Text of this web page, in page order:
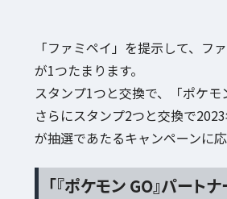
「ファミペイ」を提示して、
が1つたまります。
スタンプ1つと交換で、「ポケ
さらにスタンプ2つと交換で
が抽選であたるキャンペーンに
「『ポケモン GO』パート